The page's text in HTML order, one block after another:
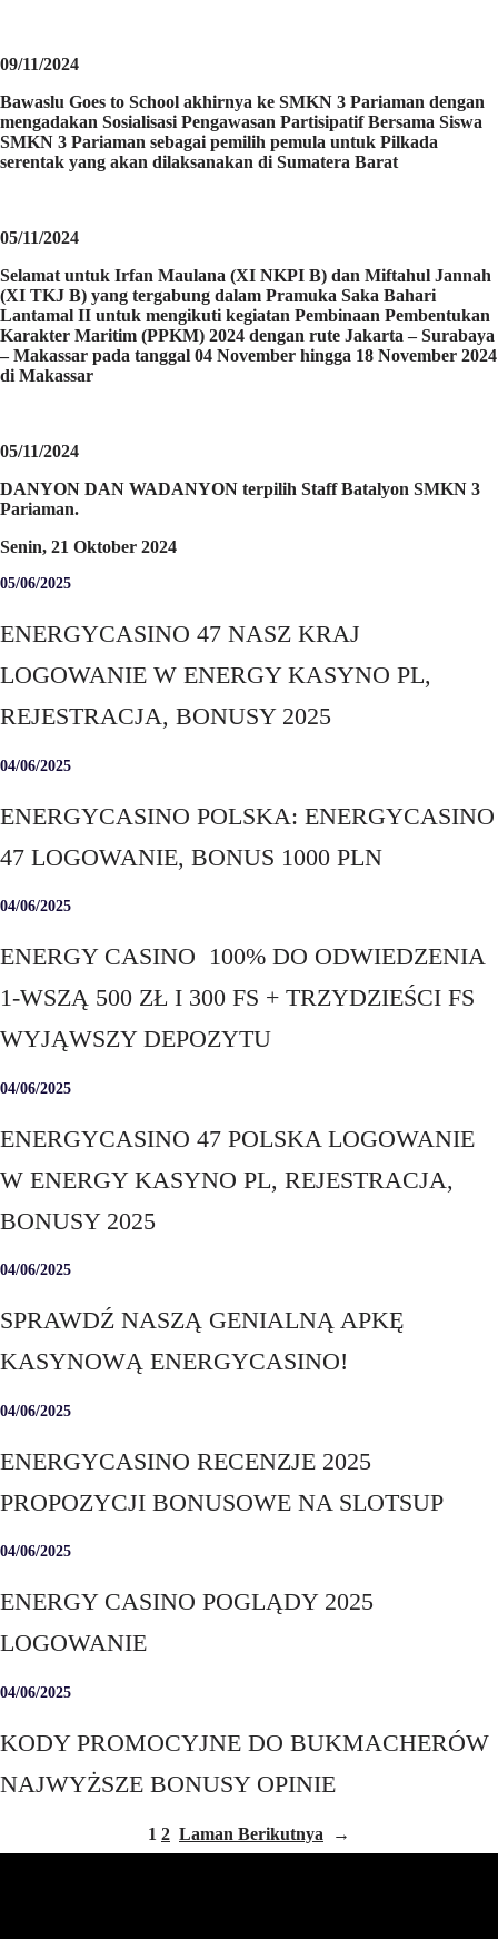
09/11/2024
Bawaslu Goes to School akhirnya ke SMKN 3 Pariaman dengan
mengadakan Sosialisasi Pengawasan Partisipatif Bersama Siswa
SMKN 3 Pariaman sebagai pemilih pemula untuk Pilkada
serentak yang akan dilaksanakan di Sumatera Barat
05/11/2024
Selamat untuk Irfan Maulana (XI NKPI B) dan Miftahul Jannah
(XI TKJ B) yang tergabung dalam Pramuka Saka Bahari
Lantamal II untuk mengikuti kegiatan Pembinaan Pembentukan
Karakter Maritim (PPKM) 2024 dengan rute Jakarta – Surabaya
– Makassar pada tanggal 04 November hingga 18 November 2024
di Makassar
05/11/2024
DANYON DAN WADANYON terpilih Staff Batalyon SMKN 3
Pariaman.
Senin, 21 Oktober 2024
05/06/2025
ENERGYCASINO 47 NASZ KRAJ
LOGOWANIE W ENERGY KASYNO PL,
REJESTRACJA, BONUSY 2025
04/06/2025
ENERGYCASINO POLSKA: ENERGYCASINO
47 LOGOWANIE, BONUS 1000 PLN
04/06/2025
ENERGY CASINO ️ 100% DO ODWIEDZENIA
1-WSZĄ 500 ZŁ I 300 FS + TRZYDZIEŚCI FS
WYJĄWSZY DEPOZYTU
04/06/2025
ENERGYCASINO 47 POLSKA LOGOWANIE
W ENERGY KASYNO PL, REJESTRACJA,
BONUSY 2025
04/06/2025
SPRAWDŹ NASZĄ GENIALNĄ APKĘ
KASYNOWĄ ENERGYCASINO!
04/06/2025
ENERGYCASINO RECENZJE 2025
PROPOZYCJI BONUSOWE NA SLOTSUP
04/06/2025
ENERGY CASINO POGLĄDY 2025
LOGOWANIE
04/06/2025
KODY PROMOCYJNE DO BUKMACHERÓW
NAJWYŻSZE BONUSY OPINIE
1 2 Laman Berikutnya →